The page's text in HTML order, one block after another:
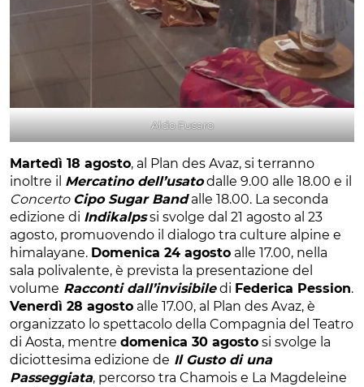
Aldo Fusaro
Martedì 18 agosto, al Plan des Avaz, si terranno
inoltre il Mercatino dell’usatodalle 9.00 alle 18.00 e il
Concerto Cipo Sugar Bandalle 18.00. La seconda
edizione di Indikalpssi svolge dal 21 agosto al 23
agosto, promuovendo il dialogo tra culture alpine e
himalayane. Domenica 24 agosto alle 17.00, nella
sala polivalente, è prevista la presentazione del
volume Racconti dall’invisibiledi Federica Pession.
Venerdì 28 agosto alle 17.00, al Plan des Avaz, è
organizzato lo spettacolo della Compagnia del Teatro
di Aosta, mentre domenica 30 agosto si svolge la
diciottesima edizione de Il Gusto di una
Passeggiata, percorso tra Chamois e La Magdeleine